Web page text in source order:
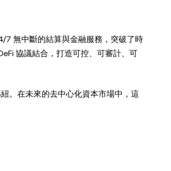
7 無中斷的結算與金融服務，突破了時
協議結合，打造可控、可審計、可
。在未來的去中心化資本市場中，這